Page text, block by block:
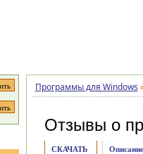
Программы для Windows
Отзывы о
СКАЧАТЬ Описание